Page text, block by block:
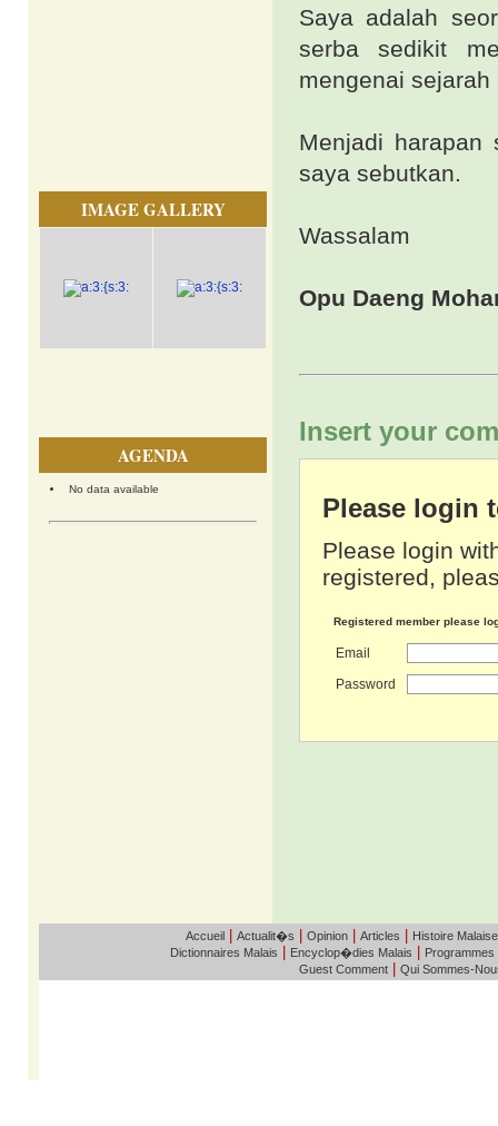
IMAGE GALLERY
AGENDA
No data available
Saya adalah
serba sedikit
mengenai sejarah
Menjadi harapan
saya sebutkan.
Wassalam
Opu Daeng
Insert your
Please login
Please login
registered,
Registered member please
Email
Password
Accueil| Actualit�s Opinion| Articles Histoire Malaise
Dictionnaires Malais Encyclop�dies Malais Programmes
Guest Comment Qui Sommes-